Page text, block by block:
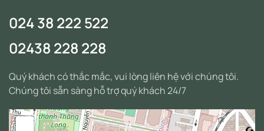
024 38 222 522
02438 228 228
Quý khách có thắc mắc, vui lòng liên hệ với chúng tôi.
Chúng tôi sẵn sàng hỗ trợ quý khách 24/7